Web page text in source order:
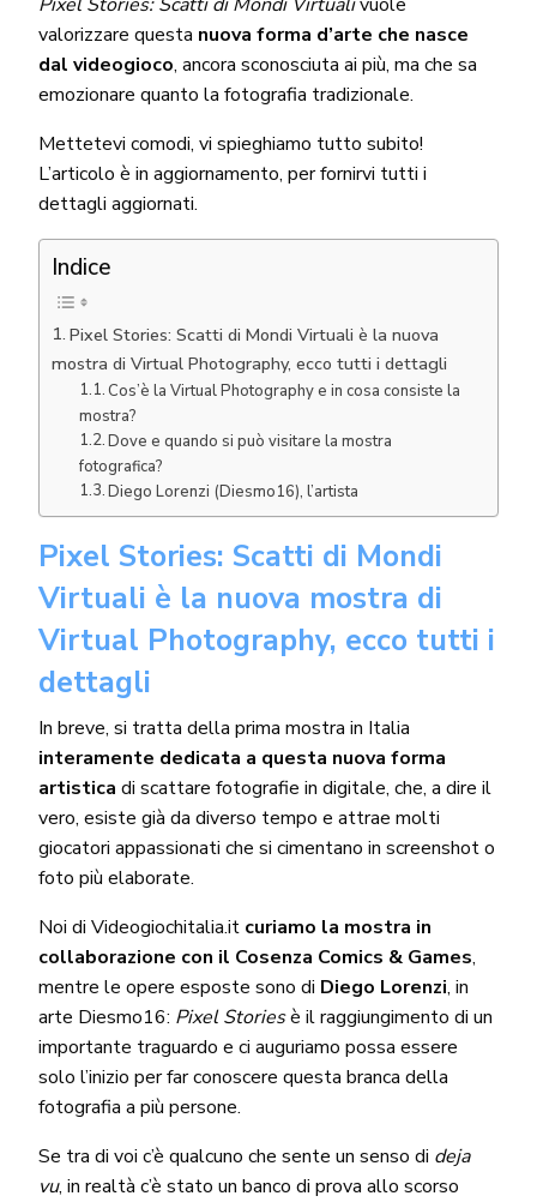
valorizzare questa nuova forma d’arte che nasce
dal videogioco, ancora sconosciuta ai più, ma che sa
emozionare quanto la fotografia tradizionale.
Mettetevi comodi, vi spieghiamo tutto subito!
L’articolo è in aggiornamento, per fornirvi tutti i
dettagli aggiornati.
Indice
Pixel Stories: Scatti di Mondi Virtuali è la nuova
mostra di Virtual Photography, ecco tutti i dettagli
Cos’è la Virtual Photography e in cosa consiste la
mostra?
Dove e quando si può visitare la mostra
fotografica?
Diego Lorenzi (Diesmo16), l’artista
Pixel Stories: Scatti di Mondi
Virtuali è la nuova mostra di
Virtual Photography, ecco tutti i
dettagli
In breve, si tratta della prima mostra in Italia
interamente dedicata a questa nuova forma
artistica di scattare fotografie in digitale, che, a dire il
vero, esiste già da diverso tempo e attrae molti
giocatori appassionati che si cimentano in screenshot o
foto più elaborate.
Noi di Videogiochitalia.it curiamo la mostra in
collaborazione con il Cosenza Comics & Games,
mentre le opere esposte sono di Diego Lorenzi, in
arte Diesmo16: Pixel Storiesè il raggiungimento di un
importante traguardo e ci auguriamo possa essere
solo l’inizio per far conoscere questa branca della
fotografia a più persone.
Se tra di voi c’è qualcuno che sente un senso di deja
vu, in realtà c’è stato un banco di prova allo scorso